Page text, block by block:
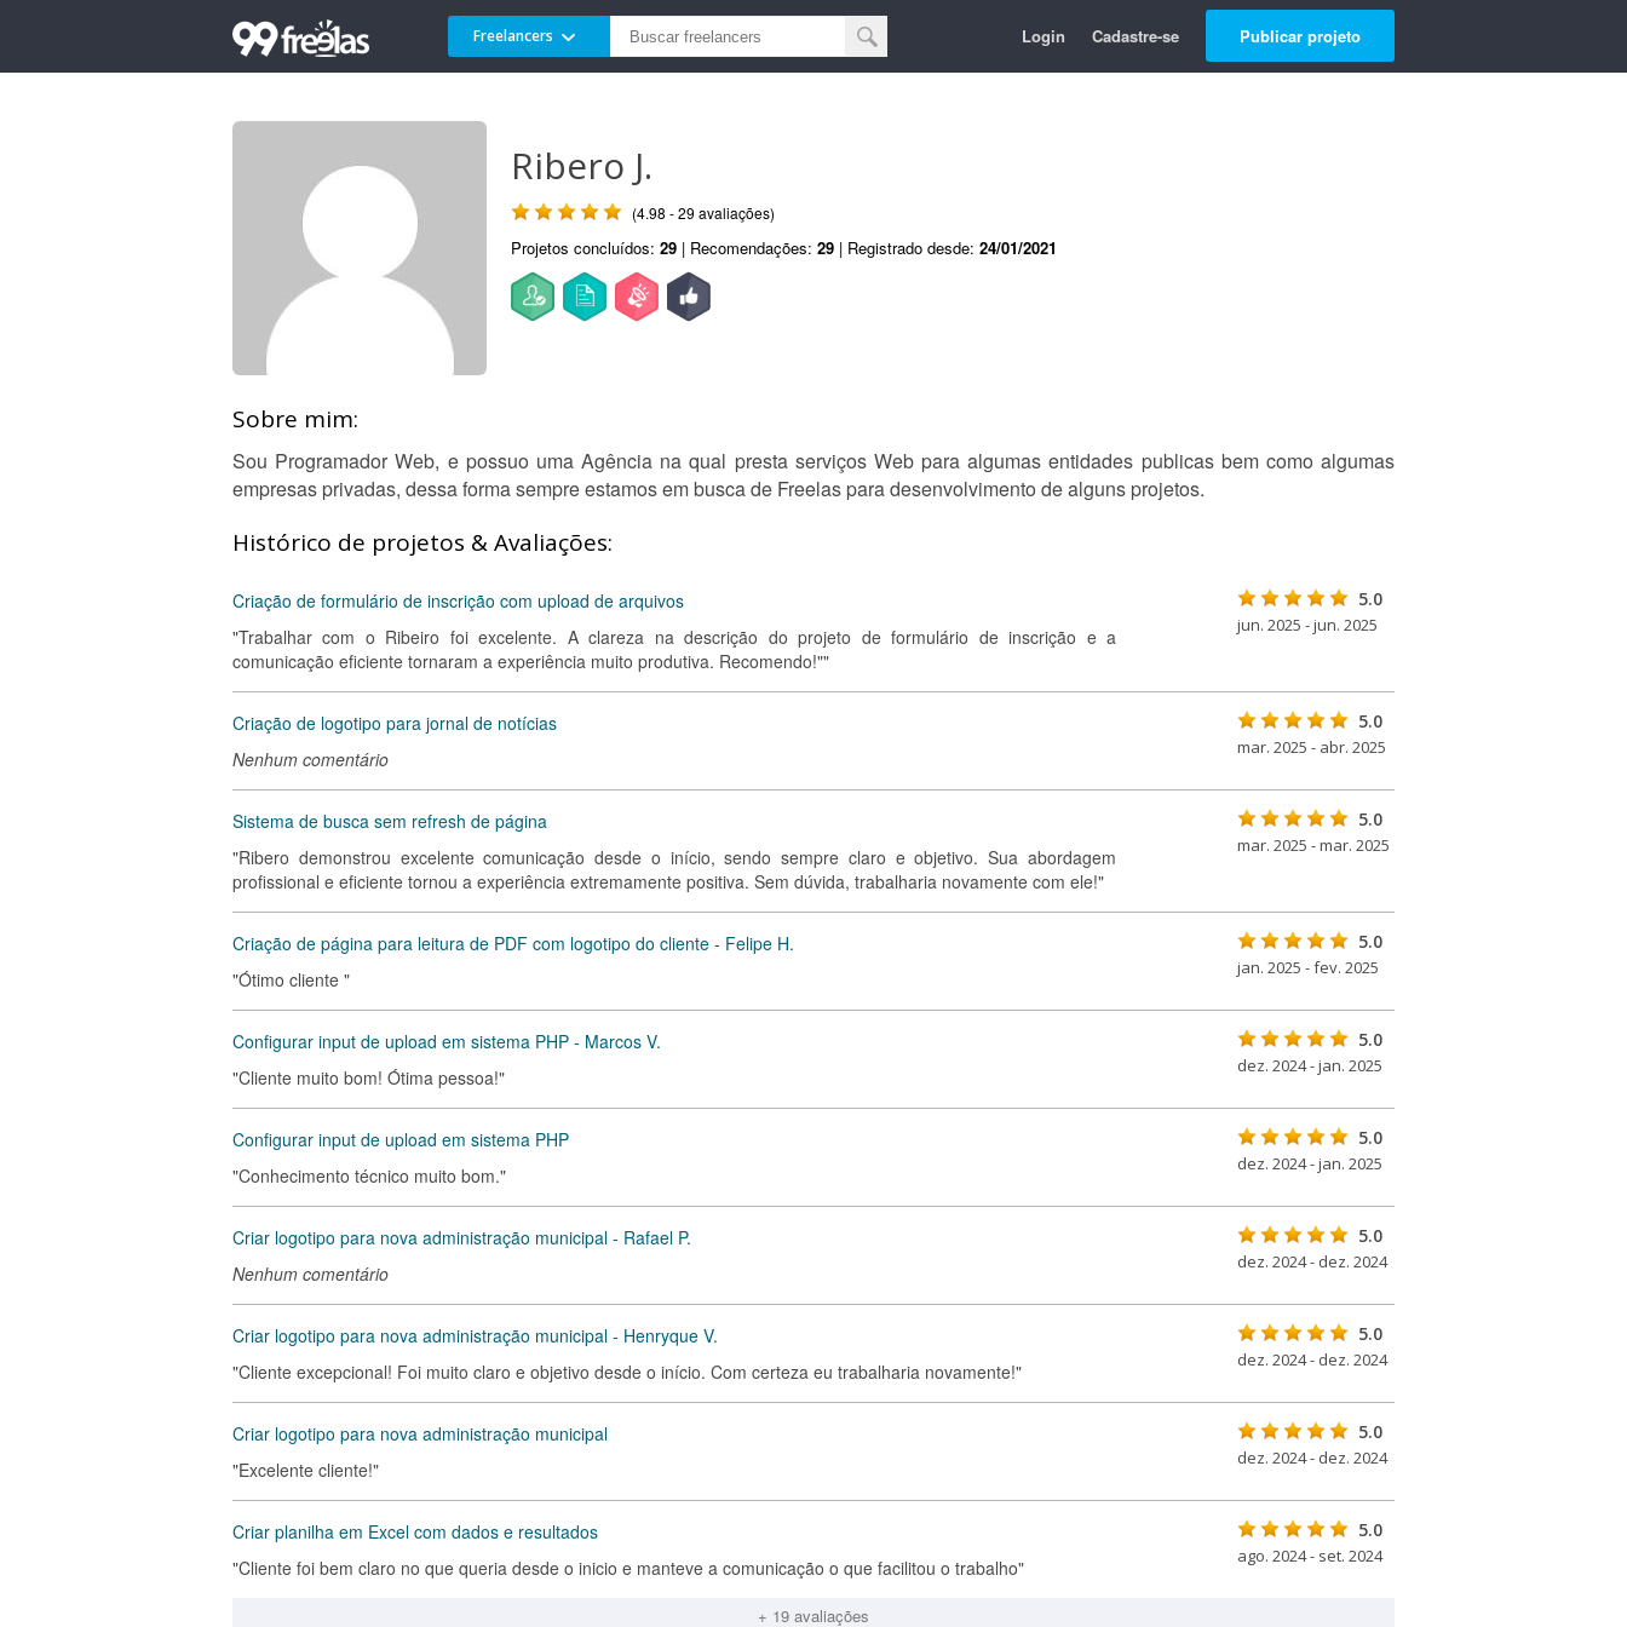
Freelancers Login Cadastre-se Publicar projeto
Ribero J.
(4.98 - 29 avaliações)
Projetos concluídos: 29 | Recomendações: 29 | Registrado desde: 24/01/2021
Sobre mim:
Sou Programador Web, e possuo uma Agência na qual presta serviços Web para algumas entidades publicas bem como algumas
empresas privadas, dessa forma sempre estamos em busca de Freelas para desenvolvimento de alguns projetos.
Histórico de projetos & Avaliações:
Criação de formulário de inscrição com upload de arquivos
"Trabalhar com o Ribeiro foi excelente. A clareza na descrição do projeto de formulário de inscrição e a
comunicação eficiente tornaram a experiência muito produtiva. Recomendo!""
5.0
jun. 2025 - jun. 2025
Criação de logotipo para jornal de notícias
Nenhum comentário
5.0
mar. 2025 - abr. 2025
Sistema de busca sem refresh de página
"Ribero demonstrou excelente comunicação desde o início, sendo sempre claro e objetivo. Sua abordagem
profissional e eficiente tornou a experiência extremamente positiva. Sem dúvida, trabalharia novamente com ele!"
5.0
mar. 2025 - mar. 2025
Criação de página para leitura de PDF com logotipo do cliente - Felipe H.
"Ótimo cliente "
5.0
jan. 2025 - fev. 2025
Configurar input de upload em sistema PHP - Marcos V.
"Cliente muito bom! Ótima pessoa!"
5.0
dez. 2024 - jan. 2025
Configurar input de upload em sistema PHP
"Conhecimento técnico muito bom."
5.0
dez. 2024 - jan. 2025
Criar logotipo para nova administração municipal - Rafael P.
Nenhum comentário
5.0
dez. 2024 - dez. 2024
Criar logotipo para nova administração municipal - Henryque V.
"Cliente excepcional! Foi muito claro e objetivo desde o início. Com certeza eu trabalharia novamente!"
5.0
dez. 2024 - dez. 2024
Criar logotipo para nova administração municipal
"Excelente cliente!"
5.0
dez. 2024 - dez. 2024
Criar planilha em Excel com dados e resultados
"Cliente foi bem claro no que queria desde o inicio e manteve a comunicação o que facilitou o trabalho"
5.0
ago. 2024 - set. 2024
+ 19 avaliações